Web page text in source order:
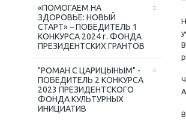
«ПОМОГАЕМ НА
ЗДОРОВЬЕ: НОВЫЙ
СТАРТ» – ПОБЕДИТЕЛЬ 1
КОНКУРСА 2024 г. ФОНДА
ПРЕЗИДЕНТСКИХ ГРАНТОВ
"РОМАН С ЦАРИЦЫНЫМ" -
ПОБЕДИТЕЛЬ 2 КОНКУРСА
2023 ПРЕЗИДЕНТСКОГО
ФОНДА КУЛЬТУРНЫХ
ИНИЦИАТИВ